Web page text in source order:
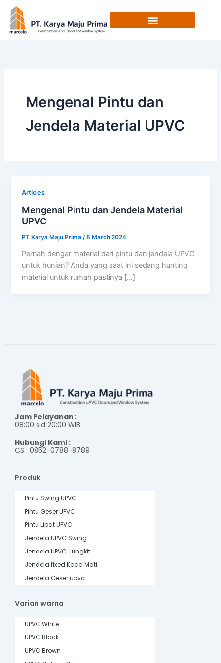
content
Mengenal Pintu dan
Jendela Material UPVC
Articles
Mengenal Pintu dan Jendela Material
UPVC
PT Karya Maju Prima /8 March 2024
Pernah dengar material dari pintu dan jendela UPVC
untuk hunian? Anda yang saat ini sedang hunting
material untuk rumah pastinya […]
Jam Pelayanan :
08:00 s.d 20:00 WIB
Hubungi Kami :
CS : 0852-0788-8789
Produk
Pintu Swing UPVC
Pintu Geser UPVC
Pintu Lipat UPVC
Jendela UPVC Swing
Jendela UPVC Jungkit
Jendela fixed Kaca Mati
Jendela Geser upvc
Varian warna
UPVC White
UPVC Black
UPVC Brown